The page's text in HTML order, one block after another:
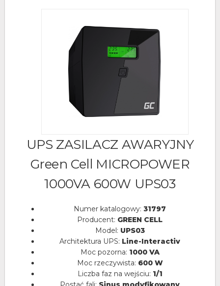
UPS ZASILACZ AWARYJNY
Green Cell MICROPOWER
1000VA 600W UPS03
Numer katalogowy: 31797
Producent: GREEN CELL
Model: UPS03
Architektura UPS: Line-Interactiv
Moc pozorna: 1000 VA
Moc rzeczywista: 600 W
Liczba faz na wejściu: 1/1